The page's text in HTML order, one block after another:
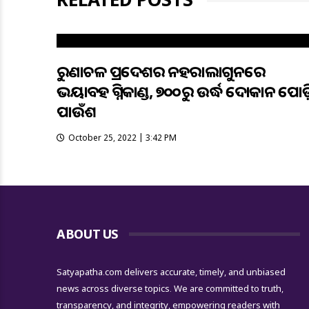
ଅରୁଣାଚଳ ପ୍ରଦେଶର ନହରାଲାଗୁନରେ
ଭୟାବହ ଅଗ୍ନିକାଣ୍ଡ, ୭୦୦ରୁ ଉର୍ଦ୍ଧ ଦୋକାନ
ପାଉଁଶ
October 25, 2022 | 3:42 PM
ABOUT US
Satyapatha.com delivers accurate, timely, and unbiased
news across diverse topics. We are committed to truth,
transparency, and integrity, empowering readers with